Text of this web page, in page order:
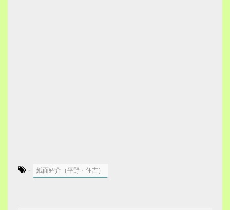
- 紙面紹介（平野・住吉）